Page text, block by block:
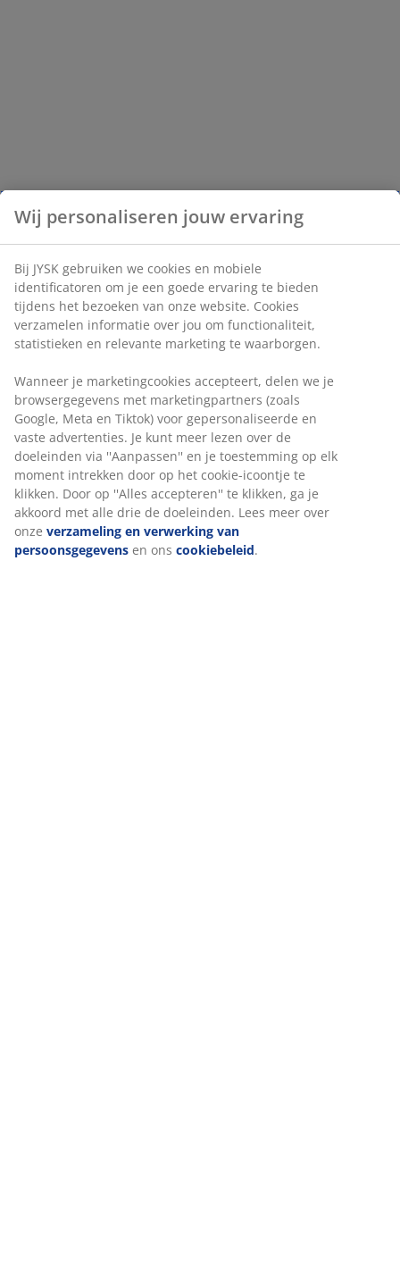
Wij personaliseren jouw ervaring
Bij JYSK gebruiken we cookies en mobiele
identificatoren om je een goede ervaring te bieden
tijdens het bezoeken van onze website. Cookies
verzamelen informatie over jou om functionaliteit,
statistieken en relevante marketing te waarborgen.
Wanneer je marketingcookies accepteert, delen we je
browsergegevens met marketingpartners (zoals
Google, Meta en Tiktok) voor gepersonaliseerde en
vaste advertenties. Je kunt meer lezen over de
doeleinden via ''Aanpassen'' en je toestemming op elk
moment intrekken door op het cookie-icoontje te
klikken. Door op ''Alles accepteren'' te klikken, ga je
akkoord met alle drie de doeleinden. Lees meer over
onze verzameling en verwerking van
persoonsgegevens en ons cookiebeleid.